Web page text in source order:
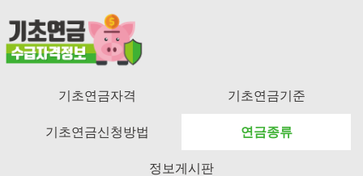
기초연금자격 기초연금기준
기초연금신청방법 연금종류
정보게시판